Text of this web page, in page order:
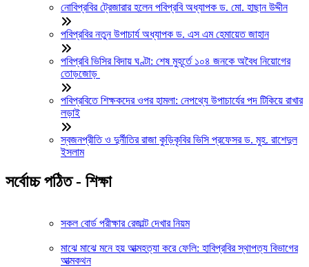
নোবিপ্রবির ট্রেজারার হলেন পবিপ্রবি অধ্যাপক ড. মো. হাছান উদ্দীন
পবিপ্রবির নতুন উপাচার্য অধ্যাপক ড. এস এম হেমায়েত জাহান
পবিপ্রবি ভিসির বিদায় ঘণ্টা: শেষ মুহূর্তে ১০৪ জনকে অবৈধ নিয়োগের
তোড়জোড়
পবিপ্রবিতে শিক্ষকদের ওপর হামলা: নেপথ্যে উপাচার্যের পদ টিকিয়ে রাখার
লড়াই
স্বজনপ্রীতি ও দুর্নীতির রাজা কুড়িকৃবির ভিসি প্রফেসর ড. মুহ. রাশেদুল
ইসলাম
সর্বোচ্চ পঠিত - শিক্ষা
সকল বোর্ড পরীক্ষার রেজাল্ট দেখার নিয়ম
মাঝে মাঝে মনে হয় আত্মহত্যা করে ফেলি: হাবিপ্রবির স্থাপত্য বিভাগের
আত্মকথন